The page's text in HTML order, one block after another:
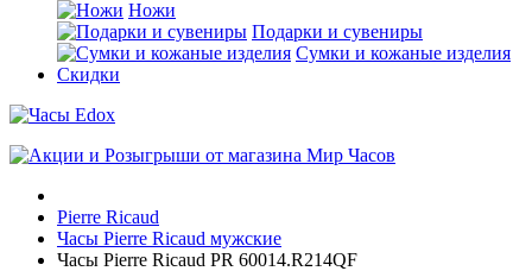
Ножи
Подарки и сувениры
Сумки и кожаные изделия
Скидки
Pierre Ricaud
Часы Pierre Ricaud мужские
Часы Pierre Ricaud PR 60014.R214QF